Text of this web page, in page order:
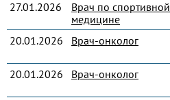
27.01.2026
Врач по спортивной
медицине
20.01.2026
Врач-онколог
20.01.2026
Врач-онколог